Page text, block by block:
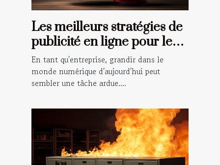
Les meilleurs stratégies de
publicité en ligne pour les
petites entreprises
En tant qu'entreprise, grandir dans le
monde numérique d'aujourd'hui peut
sembler une tâche ardue....